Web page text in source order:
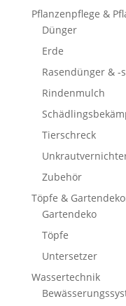
Pflanzenpflege &
Dünger
Erde
Rasendünger & -
Rindenmulch
Tierschreck
Zubehör
Töpfe &
Gartendeko
Töpfe
Untersetzer
Wassertechnik